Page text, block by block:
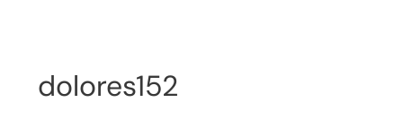
dolores152